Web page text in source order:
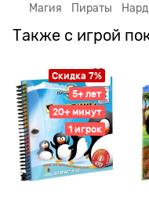
Магия
Пираты
Также с игрой
Скидка 7%
5+ лет
20+ минут
1 игрок